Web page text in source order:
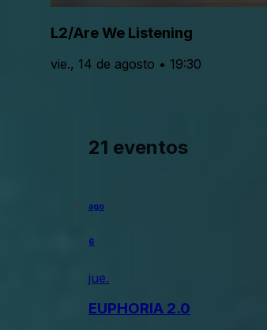
L2/Are We Listening
vie., 14 de agosto • 19:30
21 eventos
ago
6
jue.
EUPHORIA 2.0